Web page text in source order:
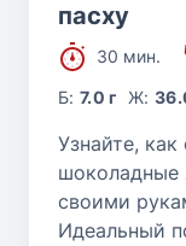
пасху
30 мин.
Б:7.0 г Ж:
Узнайте,
шоколадные
своими
Идеальный